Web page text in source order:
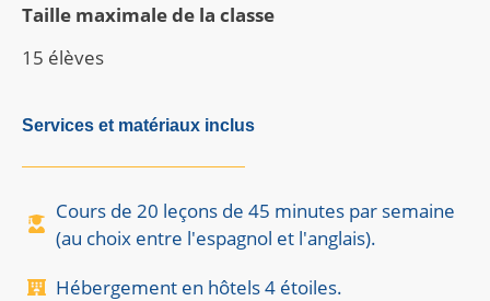
Taille maximale de la classe
15 élèves
Services et matériaux inclus
Cours de 20 leçons de 45 minutes par semaine
(au choix entre l'espagnol et l'anglais).
Hébergement en hôtels 4 étoiles.